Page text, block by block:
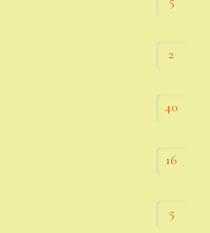
2
40
16
5